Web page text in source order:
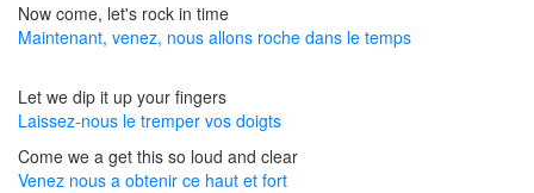
Now come, let's rock in time
Maintenant, venez, nous allons roche dans le temps
Let we dip it up your fingers
Laissez-nous le tremper vos doigts
Come we a get this so loud and clear
Venez nous a obtenir ce haut et fort